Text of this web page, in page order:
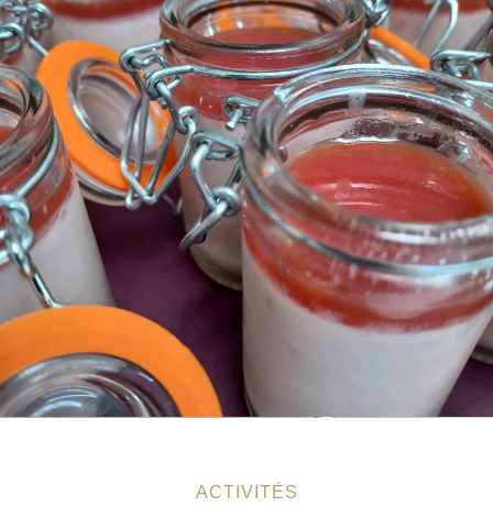
ACTIVITÉS